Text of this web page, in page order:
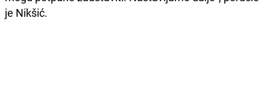
je Nikšić.